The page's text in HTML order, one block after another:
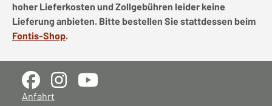
hoher Lieferkosten und Zollgebühren leider keine
Lieferung anbieten. Bitte bestellen Sie stattdessen beim
Fontis-Shop.
Anfahrt